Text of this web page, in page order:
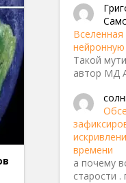
нейронную
Такой
автор МД
времени
а почему
старости .